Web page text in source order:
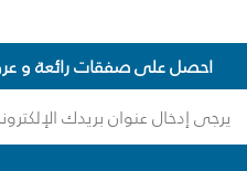
احصل على صفقات رائعة و